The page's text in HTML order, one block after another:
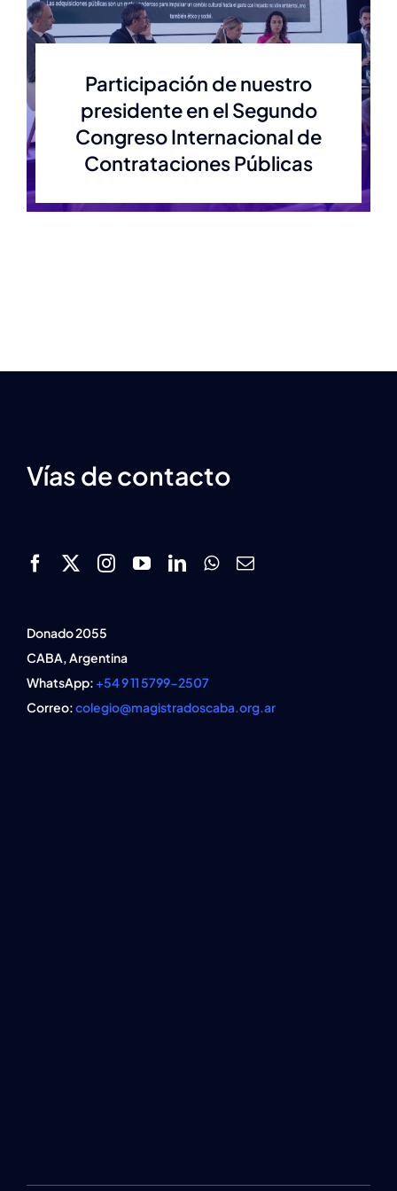
Estatuto
Actas
Autoridades anteriores
Participación de nuestro
presidente en el Segundo
Congreso Internacional de
Contrataciones Públicas
Vías de contacto
Donado 2055
CABA, Argentina
WhatsApp: +54 9 11 5799-2507
Correo:colegio@magistradoscaba.org.ar